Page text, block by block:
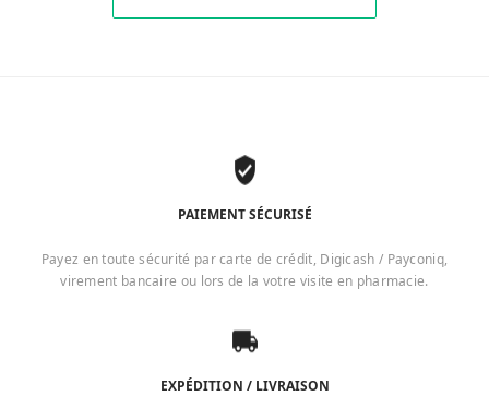
PAIEMENT SÉCURISÉ
Payez en toute sécurité par carte de crédit, Digicash / Payconiq,
virement bancaire ou lors de la votre visite en pharmacie.
EXPÉDITION / LIVRAISON